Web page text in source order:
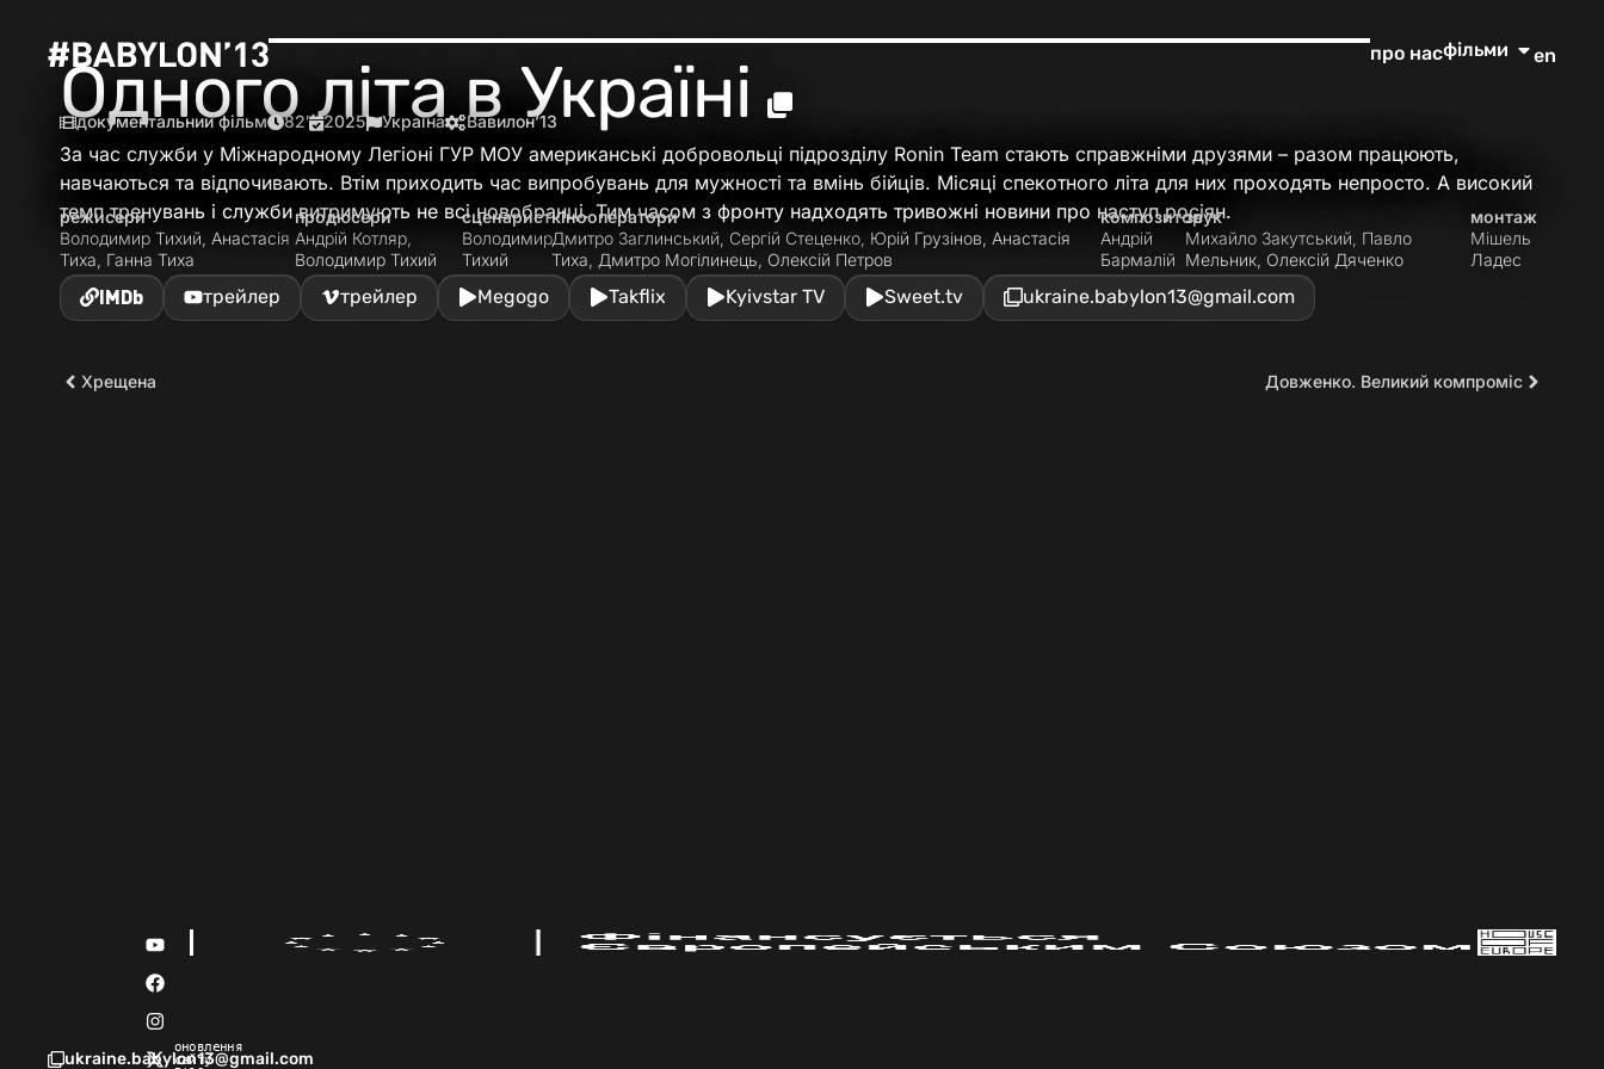
про насфільми en
ukraine.babylon13@gmail.com
оновлення
сайту
Одного літа в Україні
документальний фільм 82′ 2025 Україна Вавилон’13
За час служби у Міжнародному Легіоні ГУР МOУ американські добровольці підрозділу Ronin Team стають справжніми друзями – разом працюють,
навчаються та відпочивають. Втім приходить час випробувань для мужності та вмінь бійців. Місяці спекотного літа для них проходять непросто. А високий
темп тренувань і служби витримують не всі новобранці. Тим часом з фронту надходять тривожні новини про наступ росіян.
режисери
Володимир Тихий, Анастасія
Тиха, Ганна Тиха
продюсери
Андрій Котляр,
Володимир Тихий
сценарист
Володимир
Тихий
кінооператори
Дмитро Заглинський, Сергій Стеценко, Юрій Грузінов, Анастасія
Тиха, Дмитро Могілинець, Олексій Петров
композитор
Андрій
Бармалій
звук
Михайло Закутський, Павло
Мельник, Олексій Дяченко
монтаж
Мішель
Ладес
IMDb трейлер трейлер Megogo Takflix Kyivstar TV Sweet.tv ukraine.babylon13@gmail.com
Хрещена Довженко. Великий компроміс